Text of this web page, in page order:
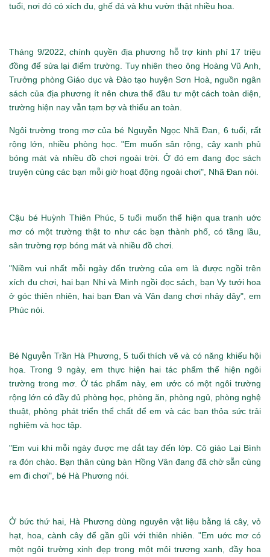
tuổi, nơi đó có xích đu, ghế đá và khu vườn thật nhiều hoa.
Tháng 9/2022, chính quyền địa phương hỗ trợ kinh phí 17 triệu
đồng để sửa lại điểm trường. Tuy nhiên theo ông Hoàng Vũ Anh,
Trưởng phòng Giáo dục và Đào tạo huyện Sơn Hoà, nguồn ngân
sách của địa phương ít nên chưa thể đầu tư một cách toàn diện,
trường hiện nay vẫn tạm bợ và thiếu an toàn.
Ngôi trường trong mơ của bé Nguyễn Ngọc Nhã Đan, 6 tuổi, rất
rộng lớn, nhiều phòng học. "Em muốn sân rộng, cây xanh phủ
bóng mát và nhiều đồ chơi ngoài trời. Ở đó em đang đọc sách
truyện cùng các bạn mỗi giờ hoạt động ngoài chơi", Nhã Đan nói.
Cậu bé Huỳnh Thiên Phúc, 5 tuổi muốn thể hiện qua tranh uớc
mơ có một trường thật to như các bạn thành phố, có tầng lầu,
sân trường rợp bóng mát và nhiều đồ chơi.
"Niềm vui nhất mỗi ngày đến trường của em là được ngồi trên
xích đu chơi, hai bạn Nhi và Minh ngồi đọc sách, bạn Vy tưới hoa
ở góc thiên nhiên, hai bạn Đan và Vân đang chơi nhảy dây", em
Phúc nói.
Bé Nguyễn Trần Hà Phương, 5 tuổi thích vẽ và có năng khiếu hội
họa. Trong 9 ngày, em thực hiện hai tác phẩm thể hiện ngôi
trường trong mơ. Ở tác phẩm này, em ước có một ngôi trường
rộng lớn có đầy đủ phòng học, phòng ăn, phòng ngủ, phòng nghệ
thuật, phòng phát triển thể chất để em và các bạn thỏa sức trải
nghiệm và học tập.
"Em vui khi mỗi ngày được mẹ dắt tay đến lớp. Cô giáo Lại Bình
ra đón chào. Bạn thân cùng bàn Hồng Vân đang đã chờ sẵn cùng
em đi chơi", bé Hà Phương nói.
Ở bức thứ hai, Hà Phương dùng nguyên vật liệu bằng lá cây, vỏ
hạt, hoa, cành cây để gần gũi với thiên nhiên. "Em uớc mơ có
một ngôi trường xinh đẹp trong một môi trương xanh, đầy hoa